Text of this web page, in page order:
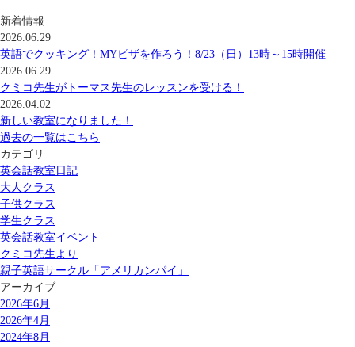
新着情報
2026.06.29
英語でクッキング！MYピザを作ろう！8/23（日）13時～15時開催
2026.06.29
クミコ先生がトーマス先生のレッスンを受ける！
2026.04.02
新しい教室になりました！
過去の一覧はこちら
カテゴリ
英会話教室日記
大人クラス
子供クラス
学生クラス
英会話教室イベント
クミコ先生より
親子英語サークル「アメリカンパイ」
アーカイブ
2026年6月
2026年4月
2024年8月